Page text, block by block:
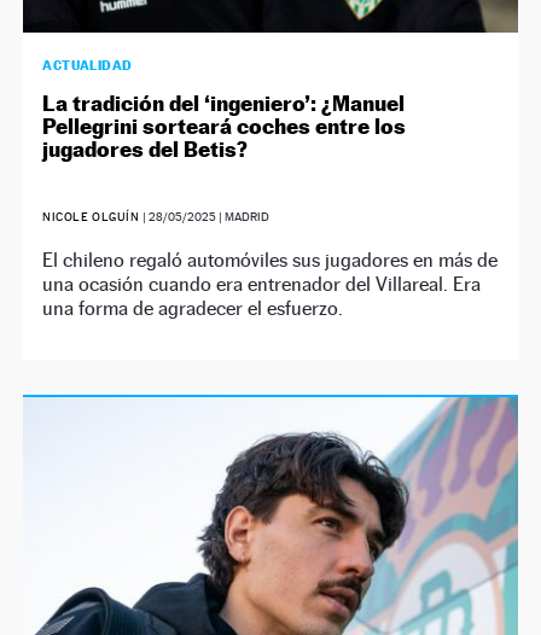
ACTUALIDAD
La tradición del ‘ingeniero’: ¿Manuel
Pellegrini sorteará coches entre los
jugadores del Betis?
NICOLE OLGUÍN | 28/05/2025| MADRID
El chileno regaló automóviles sus jugadores en más de
una ocasión cuando era entrenador del Villareal. Era
una forma de agradecer el esfuerzo.